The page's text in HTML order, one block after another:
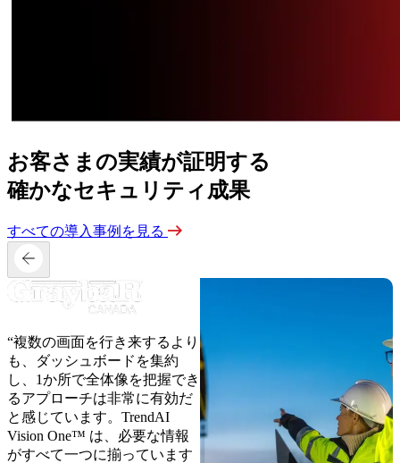
お客さまの実績が証明する
確かなセキュリティ成果
すべての導入事例を見る
“複数の画面を行き来するより
も、ダッシュボードを集約
し、1か所で全体像を把握でき
るアプローチは非常に有効だ
と感じています。TrendAI
Vision One™ は、必要な情報
がすべて一つに揃っています